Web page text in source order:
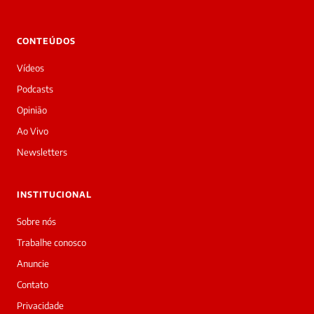
Bom
dia!
Sou
a
daqui
do
Prime.
Roberto
Mentha
acabou
de
cobrir
matéria
—
CONTEÚDOS
Vídeos
Podcasts
Opinião
Ao Vivo
Newsletters
INSTITUCIONAL
Sobre nós
Trabalhe conosco
Anuncie
Contato
Privacidade